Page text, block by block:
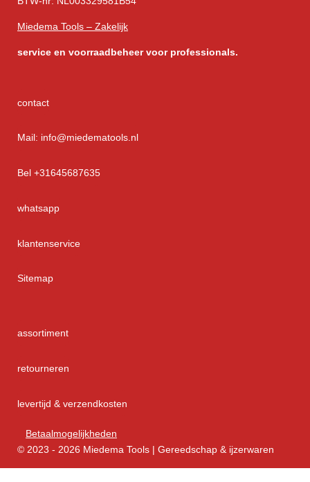
Miedema Tools – Zakelijk
service en voorraadbeheer voor professionals.
contact
Mail: info@miedematools.nl
Bel +31645687635
whatsapp
klantenservice
Sitemap
assortiment
retourneren
levertijd & verzendkosten
Betaalmogelijkheden
© 2023 - 2026 Miedema Tools | Gereedschap & ijzerwaren